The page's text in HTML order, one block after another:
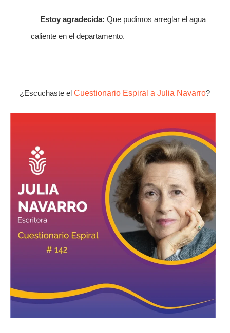
Estoy agradecida: Que pudimos arreglar el agua
caliente en el departamento.
¿Escuchaste el Cuestionario Espiral a Julia Navarro?